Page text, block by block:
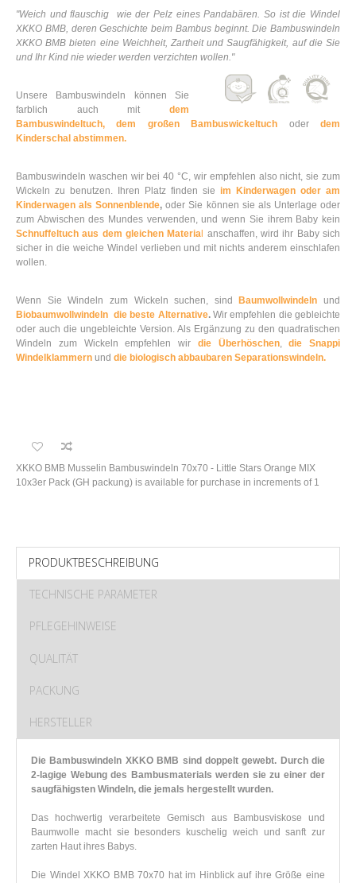
"Weich und flauschig wie der Pelz eines Pandabären. So ist die Windel
XKKO BMB, deren Geschichte beim Bambus beginnt. Die Bambuswindeln
XKKO BMB bieten eine Weichheit, Zartheit und Saugfähigkeit, auf die Sie
und Ihr Kind nie wieder werden verzichten wollen."
Unsere Bambuswindeln können Sie
farblich auch mitdem
Bambuswindeltuch,
dem großen Bambuswickeltuch oderdem
Kinderschal abstimmen.
Bambuswindeln waschen wir bei 40 °C, wir empfehlen also nicht, sie zum
Wickeln zu benutzen. Ihren Platz finden sie im Kinderwagen oder am
Kinderwagen als Sonnenblende, oder Sie können sie als Unterlage oder
zum Abwischen des Mundes verwenden, und wenn Sie ihrem Baby kein
Schnuffeltuch aus dem gleichen Materia anschaffen, wird ihr Baby sich
sicher in die weiche Windel verlieben und mit nichts anderem einschlafen
wollen.
Wenn Sie Windeln zum Wickeln suchen, sind Baumwollwindeln und
Biobaumwollwindeln die beste Alternative.Wir empfehlen die gebleichte
oder auch die ungebleichte Version. Als Ergänzung zu den quadratischen
Windeln zum Wickeln empfehlen wir die Überhöschen,die Snappi
Windelklammern und die biologisch abbaubaren Separationswindeln.
XKKO BMB Musselin Bambuswindeln 70x70 - Little Stars Orange MIX
10x3er Pack (GH packung) is available for purchase in increments of 1
PRODUKTBESCHREIBUNG
TECHNISCHE PARAMETER
PFLEGEHINWEISE
QUALITÄT
PACKUNG
HERSTELLER
Die Bambuswindeln XKKO BMB sind doppelt gewebt. Durch die
2-lagige Webung des Bambusmaterials werden sie zu einer der
saugfähigsten Windeln, die jemals hergestellt wurden.
Das hochwertig verarbeitete Gemisch aus Bambusviskose und
Baumwolle macht sie besonders kuschelig weich und sanft zur
zarten Haut ihres Babys.
Die Windel XKKO BMB 70x70 hat im Hinblick auf ihre Größe eine